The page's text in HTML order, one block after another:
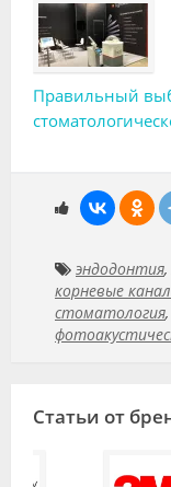
Правильный
эндодонтия,
корневые
стоматология,
Статьи от